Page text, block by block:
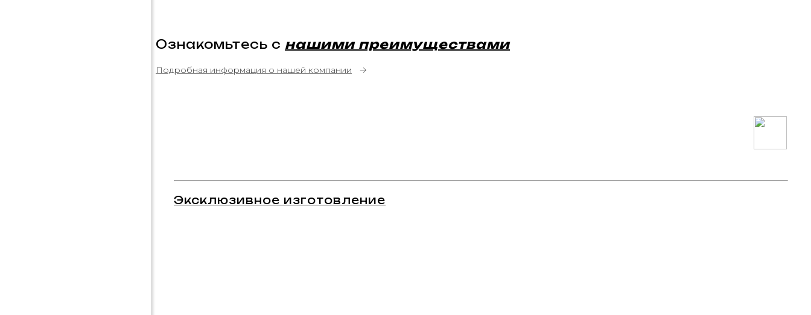
Ознакомьтесь с нашими преимуществами
Подробная информация о нашей компании →
Эксклюзивное изготовление